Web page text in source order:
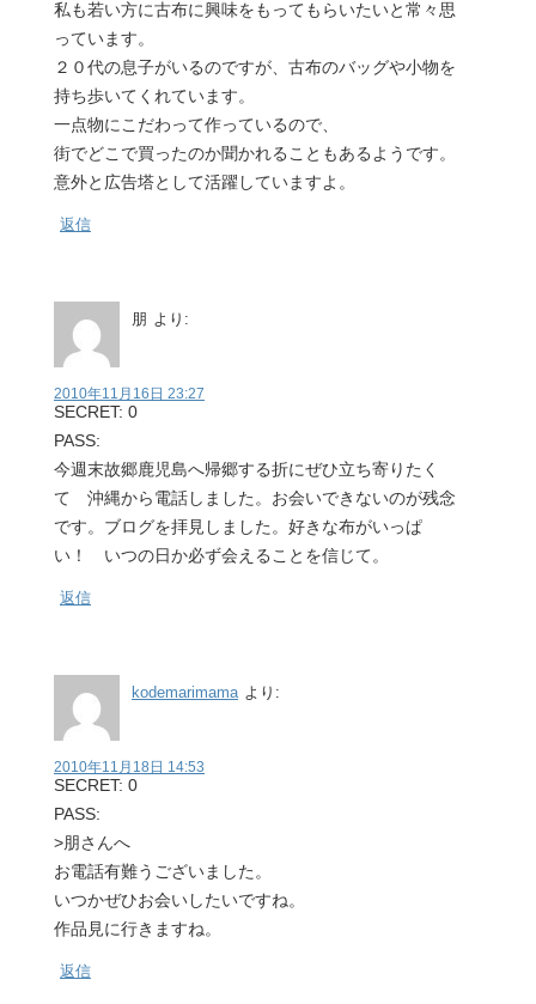
私も若い方に古布に興味をもってもらいたいと常々思
っています。
２０代の息子がいるのですが、古布のバッグや小物を
持ち歩いてくれています。
一点物にこだわって作っているので、
街でどこで買ったのか聞かれることもあるようです。
意外と広告塔として活躍していますよ。
返信
朋 より:
2010年11月16日 23:27
SECRET: 0
PASS:
今週末故郷鹿児島へ帰郷する折にぜひ立ち寄りたく
て 沖縄から電話しました。お会いできないのが残念
です。ブログを拝見しました。好きな布がいっぱ
い！ いつの日か必ず会えることを信じて。
返信
kodemarimama より:
2010年11月18日 14:53
SECRET: 0
PASS:
>朋さんへ
お電話有難うございました。
いつかぜひお会いしたいですね。
作品見に行きますね。
返信